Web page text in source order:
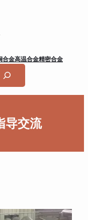
合金高温合金精密合金
导交流